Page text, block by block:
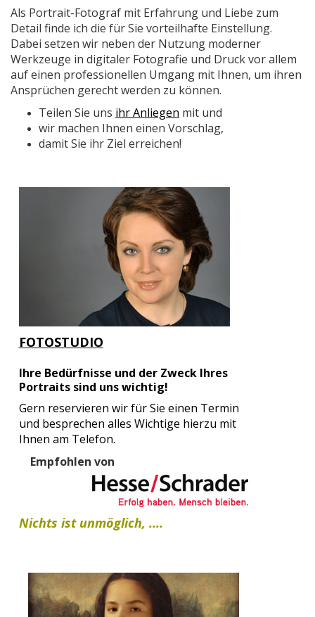
Als Portrait-Fotograf mit Erfahrung und Liebe zum
Detail finde ich die für Sie vorteilhafte Einstellung.
Dabei setzen wir neben der Nutzung moderner
Werkzeuge in digitaler Fotografie und Druck vor allem
auf einen professionellen Umgang mit Ihnen, um ihren
Ansprüchen gerecht werden zu können.
Teilen Sie uns ihr Anliegen mit und
wir machen Ihnen einen Vorschlag,
damit Sie ihr Ziel erreichen!
FOTOSTUDIO
Ihre Bedürfnisse und der Zweck Ihres
Portraits sind uns wichtig!
Gern reservieren wir für Sie einen Termin
und besprechen alles Wichtige hierzu mit
Ihnen am Telefon.
Empfohlen von
Nichts ist unmöglich, ....